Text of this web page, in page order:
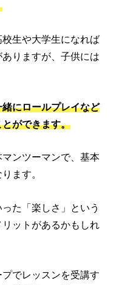
生や大学生になれば
りますが、子供には
にロールプレイなど
ができます。
ンツーマンで、基本
ます。
た「楽しさ」という
ットがあるかもしれ
でレッスンを受講す